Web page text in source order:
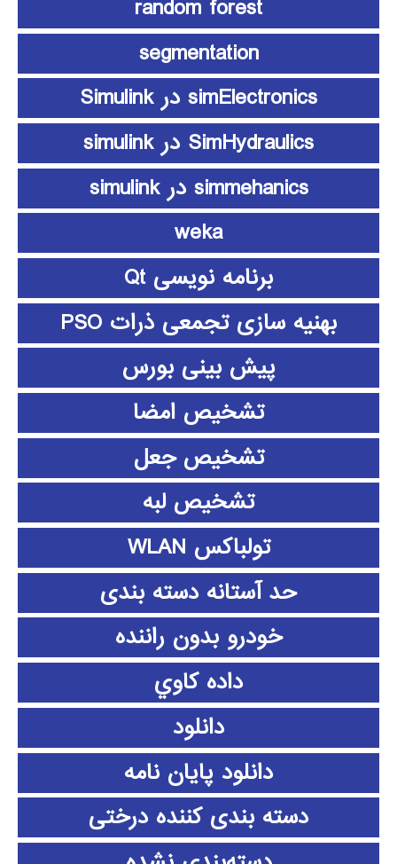
random forest
segmentation
simElectronics در Simulink
SimHydraulics در simulink
simmehanics در simulink
weka
برنامه نویسی Qt
بهنیه سازی تجمعی ذرات PSO
پیش بینی بورس
تشخیص امضا
تشخیص جعل
تشخیص لبه
تولباکس WLAN
حد آستانه دسته بندی
خودرو بدون راننده
داده كاوي
دانلود
دانلود پايان نامه
دسته بندی کننده درختی